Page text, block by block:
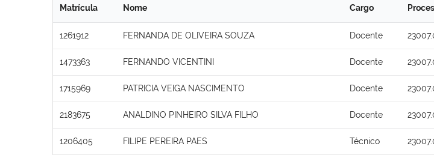
Matrícula Nome Cargo
1261912 FERNANDA DE OLIVEIRA SOUZA Docente
1473363 FERNANDO VICENTINI Docente
1715969 PATRICIA VEIGA NASCIMENTO Docente
2183675 ANALDINO PINHEIRO SILVA FILHO Docente
1206405 FILIPE PEREIRA PAES Técnico